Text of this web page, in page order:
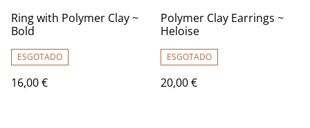
Ring with Polymer Clay ~
Bold
ESGOTADO
16,00 €
Polymer Clay Earrings ~
Heloise
ESGOTADO
20,00 €